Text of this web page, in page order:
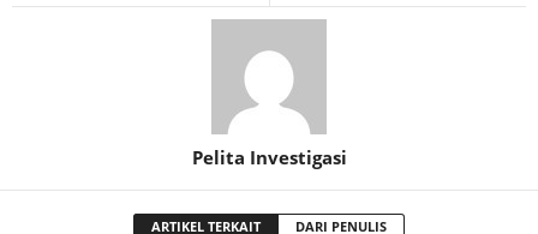
Pelita Investigasi
ARTIKEL TERKAIT DARI PENULIS